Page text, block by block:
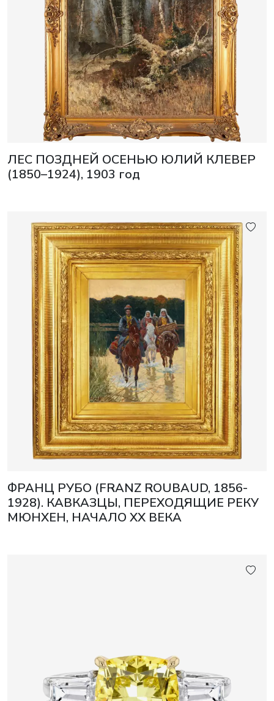
ЛЕС ПОЗДНЕЙ ОСЕНЬЮ ЮЛИЙ КЛЕВЕР
(1850–1924), 1903 год
ФРАНЦ РУБО (FRANZ ROUBAUD, 1856-
1928). КАВКАЗЦЫ, ПЕРЕХОДЯЩИЕ РЕКУ
МЮНХЕН, НАЧАЛО XX ВЕКА